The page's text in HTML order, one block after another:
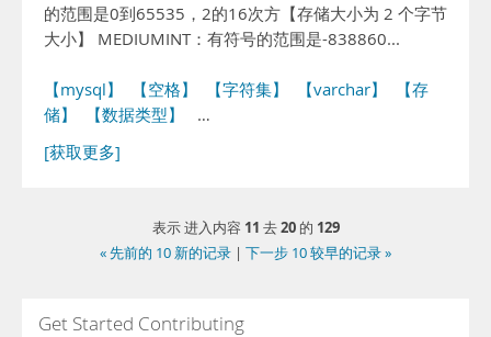
的范围是0到65535，2的16次方【存储大小为 2 个字节
大小】 MEDIUMINT：有符号的范围是-838860...
【mysql】 【空格】 【字符集】 【varchar】
【存
储】
【数据类型】
…
[获取更多]
表示 进入内容 11 去20的 129
« 先前的 10 新的记录 | 下一步 10 较早的记录 »
Get Started Contributing